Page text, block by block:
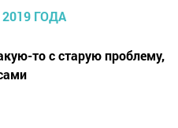
то с старую проблему,